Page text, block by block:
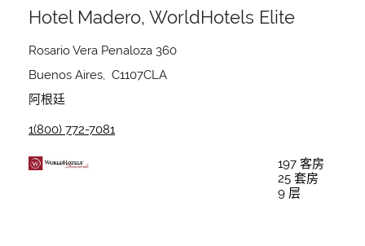
Hotel Madero, WorldHotels Elite
Rosario Vera Penaloza 360
Buenos Aires, C1107CLA
阿根廷
1(800) 772-7081
197 客房
25 套房
9 层